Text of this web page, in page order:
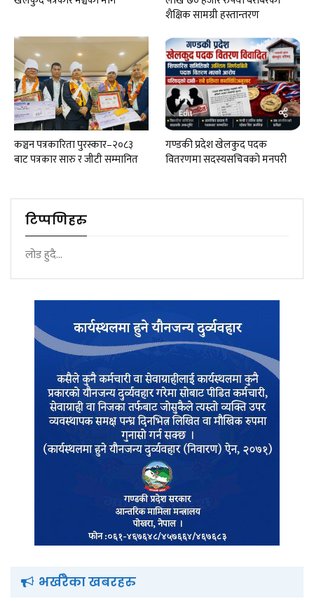
शैक्षिक सामग्री हस्तान्तरण
कञ्चन पत्रकारिता पुरस्कार–२०८३
बाट पत्रकार सारु र जीटी सम्मानित
गण्डकी प्रदेश खेलकुद पदक
वितरणमा सदस्यसचिवकाे मनपरी
टिप्पणिहरु
लोड हुदै...
भर्खरैका खबरहरु